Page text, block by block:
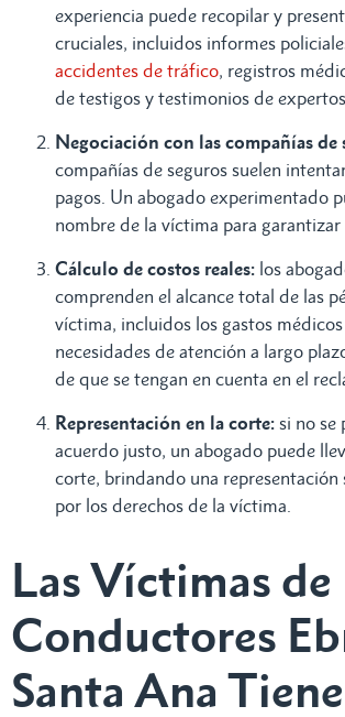
experiencia puede recopilar y
cruciales, incluidos informes
accidentes de tráfico, registros
de testigos y testimonios de expertos.
Negociación con las compañías de
compañías de seguros suelen
pagos. Un abogado experimentado
nombre de la víctima para garantizar
Cálculo de costos reales: los
comprenden el alcance total de las
víctima, incluidos los gastos
necesidades de atención a largo
de que se tengan en cuenta en el
Representación en la corte: si no se
acuerdo justo, un abogado puede
corte, brindando una representación
por los derechos de la víctima.
Las Víctimas de
Conductores
Santa Ana